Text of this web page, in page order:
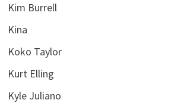
Kim Burrell
Kina
Koko Taylor
Kurt Elling
Kyle Juliano